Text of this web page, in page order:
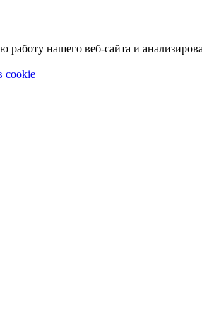
нашего веб-сайта и
cookie